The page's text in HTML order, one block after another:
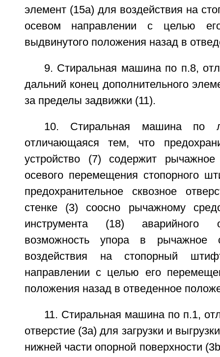
элемент (15а) для воздействия на
осевом направлении с целью
выдвинутого положения назад в
9. Стиральная машина по п.8,
дальний конец дополнительного
за пределы задвижки (11).
10. Стиральная машина по
отличающаяся тем, что
устройство (7) содержит
осевого перемещения стопорного
предохранительное сквозное
стенке (3) соосно рычажному
инструмента (18) аварийного
возможность упора в рычажное
воздействия на стопорный
направлении с целью его
положения назад в отведенное
11. Стиральная машина по п.1,
отверстие (3а) для загрузки и
нижней части опорной поверхности